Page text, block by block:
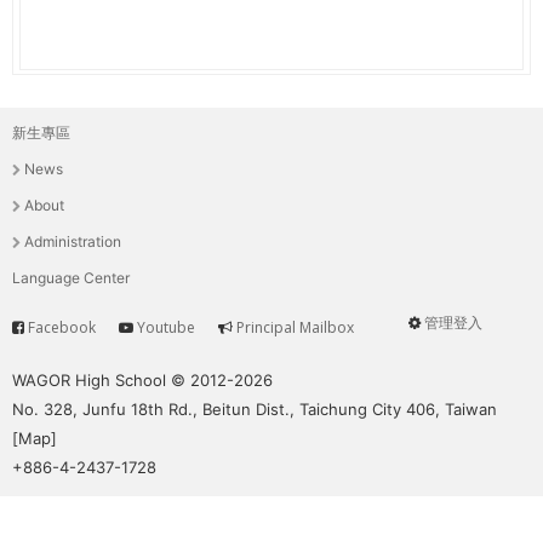
主
選
單
新生專區
News
About
Administration
Language Center
User
管理登入
Service
Facebook Youtube Principal Mailbox
WAGOR High School © 2012-2026
No. 328, Junfu 18th Rd., Beitun Dist., Taichung City 406, Taiwan
[Map]
+886-4-2437-1728